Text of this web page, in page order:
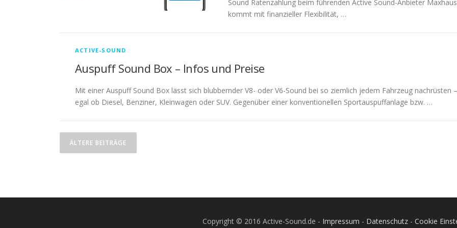
Sound Ratenzahlung beim führenden Active Sound-Anbieter
kommt mit finanzieller Flexibilität, …
ACTIVE-SOUND
Auspuff Sound Box – Infos und Preise
Mit einer Auspuff Sound Box lässt sich blubbernder V8- oder V6-Sound bei so ziemlich jedem Fahrzeug nachrüsten –
egal ob Diesel, Benziner, Kleinwagen oder SUV. Gegenüber einer konventionellen Sportauspuffanlage bzw. …
B
eÄLTERE BEITRÄGE
Copyright © 2016 Active-Sound.de - Impressum - Datenschutz - Cookie